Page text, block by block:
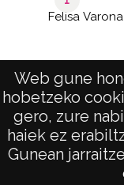
Web gune
hobetzeko
gero, zure
haiek ez
Gunean
Felisa